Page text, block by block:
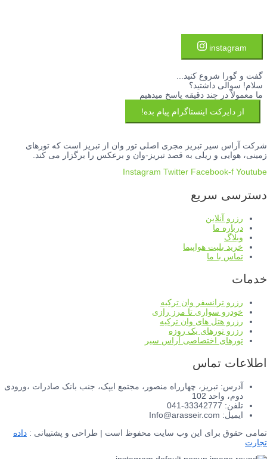
instagram
گفت و گورا شروع کنید...
سلام! سوالی داشتید؟
ما معمولاً در چند دقیقه پاسخ میدهیم
از دایرکت اینستاگرام پیام بده!
شرکت آراس سیر تبریز مجری اصلی تور وان از تبریز است که تورهای
زمینی، هوایی و ریلی به قصد تبریز-وان و برعکس را برگزار می کند.
Instagram Twitter Facebook-f Youtube
دسترسی سریع
رزرو آنلاین
درباره ما
وبلاگ
خرید بلیت هواپیما
تماس با ما
خدمات
رزرو ترانسفر وان ترکیه
خودرو سواری تا مرز رازی
رزرو هتل های وان ترکیه
رزرو تورهای یک روزه
تورهای اختصاصی آراس سیر
اطلاعات تماس
آدرس: تبریز، چهارراه منصور، مجتمع ایپک، جنب بانک صادرات ،ورودی
دوم، واحد 102
تلفن: 33342777-041
ایمیل: Info@arasseir.com
تمامی حقوق برای این وب سایت محفوظ است | طراحی و پشتیبانی : داده
تجارت